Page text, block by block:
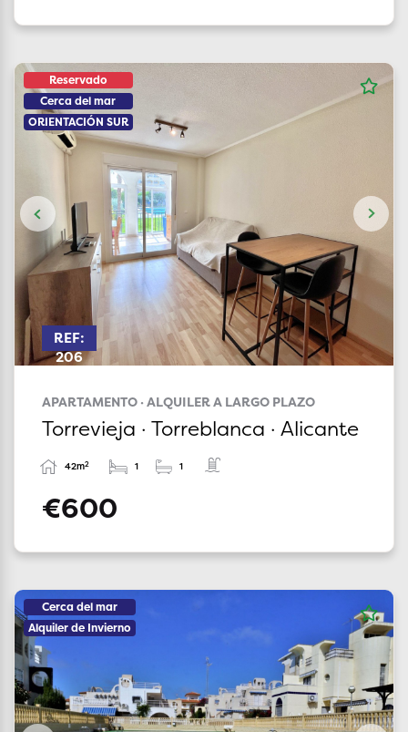
Reservado
Cerca del mar
ORIENTACIÓN SUR
REF:
206
APARTAMENTO · ALQUILER A LARGO PLAZO
Torrevieja · Torreblanca · Alicante
42m2 1 1
€600
Cerca del mar
Alquiler de Invierno